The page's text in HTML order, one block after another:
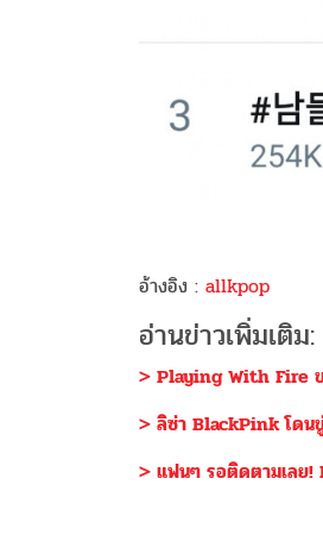
อ้างอิง : allkpop
อ่านข่าวเพิ่มเติม:
> Playing With Fire
> ลิซ่า BlackPink โด
> แฟนๆ รอติดตามเลย!